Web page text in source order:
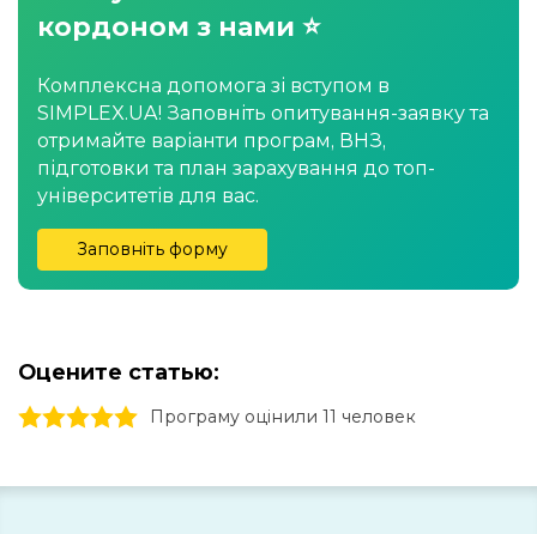
кордоном з нами ⭐
Комплексна допомога зі вступом в
SIMPLEX.UA! Заповніть опитування-заявку та
отримайте варіанти програм, ВНЗ,
підготовки та план зарахування до топ-
університетів для вас.
Заповніть форму
Оцените статью:
5 stars
4 stars
3 stars
2 stars
1 stars Програму оцінили 11 человек